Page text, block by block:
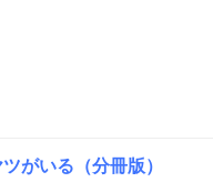
がいる（分冊版）